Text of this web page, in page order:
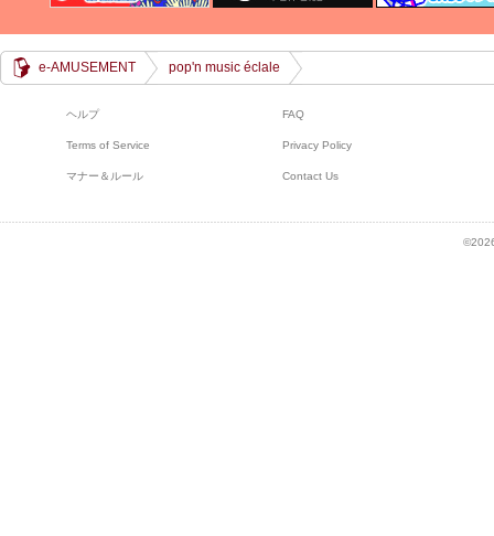
e-AMUSEMENT pop'n music éclale
ヘルプ FAQ
Terms of Service Privacy Policy
マナー＆ルール Contact Us